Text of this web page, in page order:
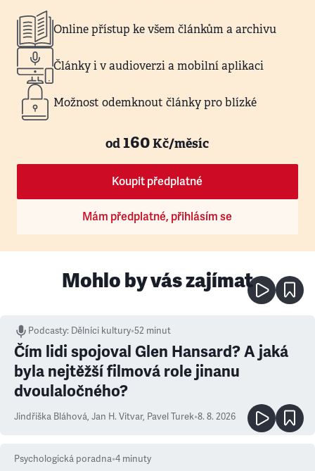
Online přístup ke všem článkům a archivu
Články i v audioverzi a mobilní aplikaci
Možnost odemknout články pro blízké
od160Kč/měsíc
Koupit předplatné
Mám předplatné, přihlásím se
Mohlo by vás zajímat
Podcasty: Dělníci kultury•52 minut
Čím lidi spojoval Glen Hansard? A jaká
byla nejtěžší filmová role jinanu
dvoulaločného?
Jindřiška Bláhová, Jan H. Vitvar, Pavel Turek•8. 8. 2026
Psychologická poradna•4 minuty